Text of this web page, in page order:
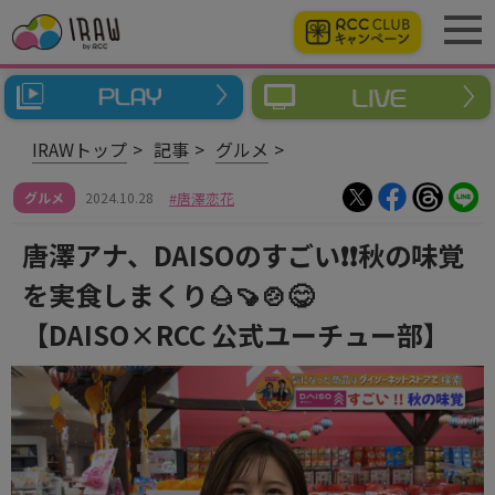
IRAWトップ 記事 グルメ
グルメ 2024.10.28 唐澤恋花
唐澤アナ、DAISOのすごい❗❗秋の味覚
を実食しまくり🌰🍠🍲😋
【DAISO×RCC 公式ユーチュー部】